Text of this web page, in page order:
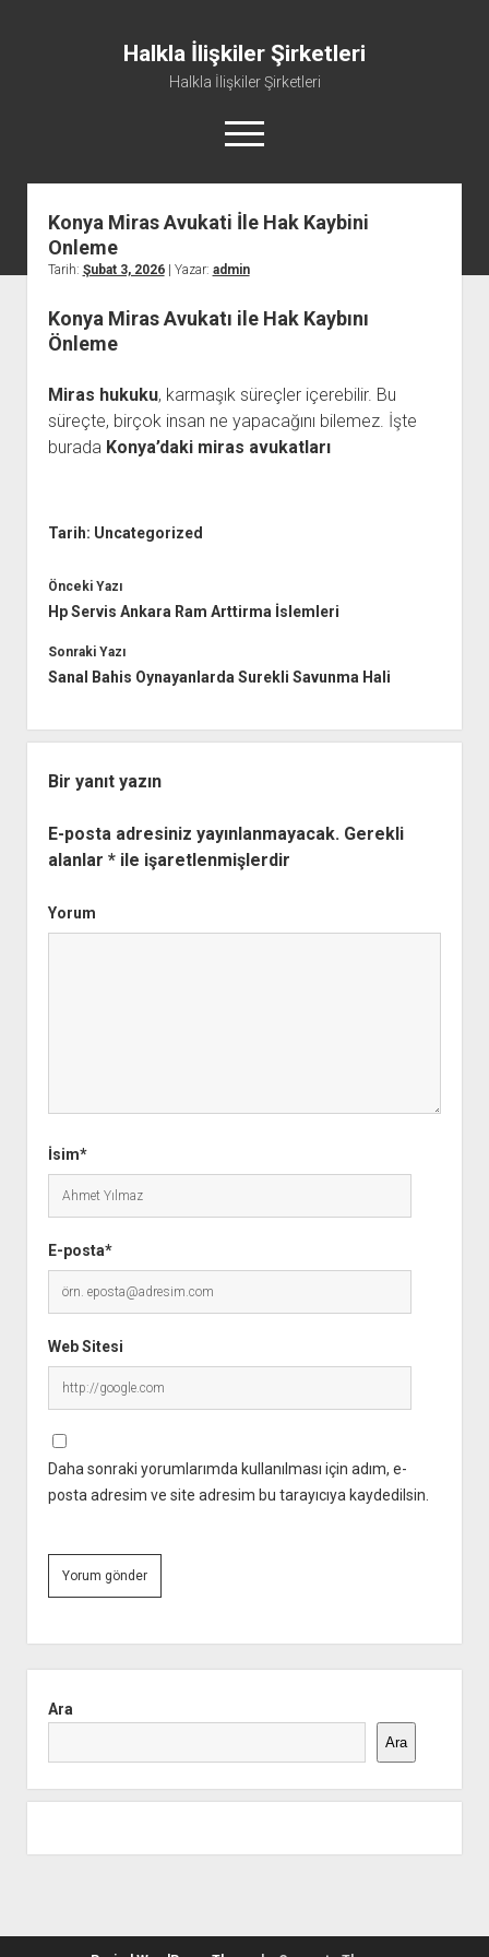
Halkla İlişkiler Şirketleri
Halkla İlişkiler Şirketleri
menüyü
aç
Konya Miras Avukati İle Hak Kaybini
Onleme
Tarih: Şubat 3, 2026| Yazar: admin
Konya Miras Avukatı ile Hak Kaybını
Önleme
Miras hukuku, karmaşık süreçler içerebilir. Bu
süreçte, birçok insan ne yapacağını bilemez. İşte
burada Konya’daki miras avukatları
Tarih: Uncategorized
Önceki Yazı
Hp Servis Ankara Ram Arttirma İslemleri
Sonraki Yazı
Sanal Bahis Oynayanlarda Surekli Savunma Hali
Bir yanıt yazın
E-posta adresiniz yayınlanmayacak. Gerekli
alanlar *ile işaretlenmişlerdir
Yorum
İsim*
E-posta*
Web Sitesi
Daha sonraki yorumlarımda kullanılması için adım, e-
posta adresim ve site adresim bu tarayıcıya kaydedilsin.
Menü
Ara
Ara